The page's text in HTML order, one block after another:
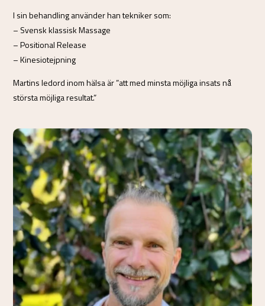
I sin behandling använder han tekniker som:
– Svensk klassisk Massage
– Positional Release
– Kinesiotejpning
Martins ledord inom hälsa är ”att med minsta möjliga insats nå
största möjliga resultat.”